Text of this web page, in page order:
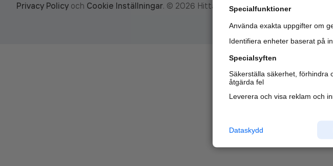
Privacy Policy och Cookie Inställningar. © 2026 Hitta.se Specialfunktioner
Använda exakta uppgifter om
Identifiera enheter baserat på
Specialsyften
Säkerställa säkerhet, förhindra
åtgärda fel
Leverera och visa reklam och
Dataskydd